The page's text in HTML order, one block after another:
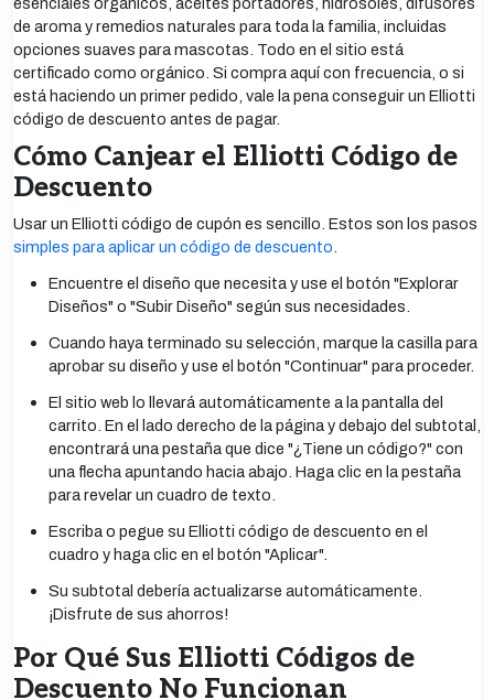
de aroma y remedios naturales para toda la familia, incluidas
opciones suaves para mascotas. Todo en el sitio está
certificado como orgánico. Si compra aquí con frecuencia, o si
está haciendo un primer pedido, vale la pena conseguir un Elliotti
código de descuento antes de pagar.
Cómo Canjear el Elliotti Código de
Descuento
Usar un Elliotti código de cupón es sencillo. Estos son los pasos
simples para aplicar un código de descuento
Encuentre el diseño que necesita y use el botón "Explorar
Diseños" o "Subir Diseño" según sus necesidades.
Cuando haya terminado su selección, marque la casilla para
aprobar su diseño y use el botón "Continuar" para proceder.
El sitio web lo llevará automáticamente a la pantalla del
carrito. En el lado derecho de la página y debajo del subtotal,
encontrará una pestaña que dice "¿Tiene un código?" con
una flecha apuntando hacia abajo. Haga clic en la pestaña
para revelar un cuadro de texto.
Escriba o pegue su Elliotti código de descuento en el
cuadro y haga clic en el botón "Aplicar".
Su subtotal debería actualizarse automáticamente.
¡Disfrute de sus ahorros!
Por Qué Sus Elliotti Códigos de
Descuento No Funcionan